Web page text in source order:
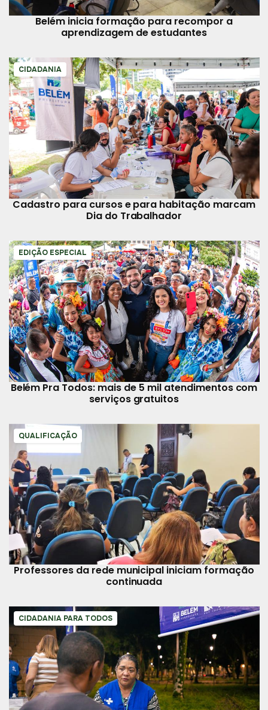
Belém inicia formação para recompor a
aprendizagem de estudantes
CIDADANIA
Cadastro para cursos e para habitação marcam
Dia do Trabalhador
EDIÇÃO ESPECIAL
Belém Pra Todos: mais de 5 mil atendimentos com
serviços gratuitos
QUALIFICAÇÃO
Professores da rede municipal iniciam formação
continuada
CIDADANIA PARA TODOS